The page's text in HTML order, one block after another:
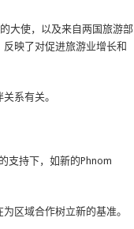
大使，以及来自两国旅游部
映了对促进旅游业增长和
系有关。
支持下，如新的Phnom
区域合作树立新的基准。